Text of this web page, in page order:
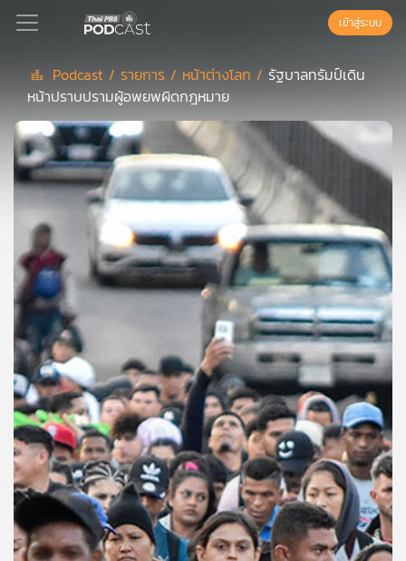
Podcast
เพล
ย์
ลิ
สต์
แนะนำ
เพล
ย์
ลิ
สต์
ของ
คุณ
เพลง
บทความ
เข้าสู่ระบบ
Podcast / รายการ / หน้าต่างโลก / รัฐบาลทรัมป์เดิน
หน้าปราบปรามผู้อพยพผิดกฎหมาย